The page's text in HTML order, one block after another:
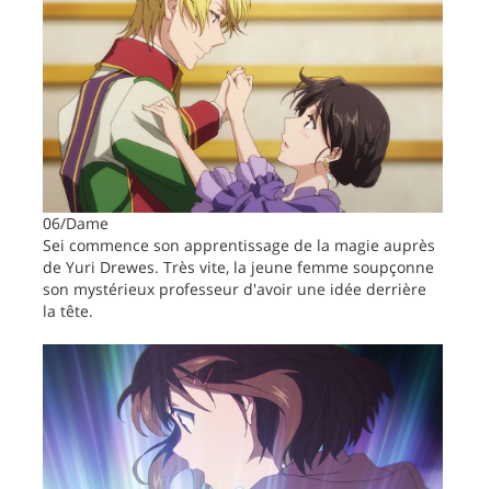
06/Dame
Sei commence son apprentissage de la magie auprès
de Yuri Drewes. Très vite, la jeune femme soupçonne
son mystérieux professeur d'avoir une idée derrière
la tête.